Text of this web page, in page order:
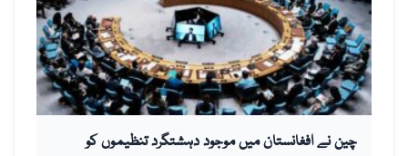
چین نے افغانستان میں موجود دہشتگرد تنظیموں کو